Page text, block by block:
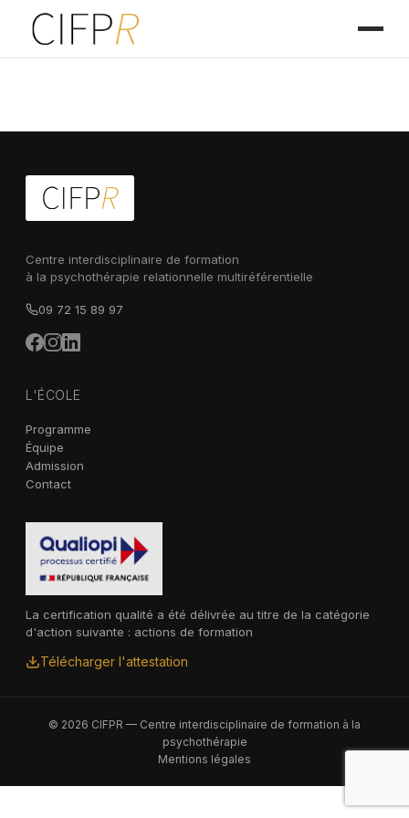
Centre interdisciplinaire de formation
à la psychothérapie relationnelle multiréférentielle
09 72 15 89 97
L'ÉCOLE
Programme
Équipe
Admission
Contact
La certification qualité a été délivrée au titre de la catégorie
d'action suivante : actions de formation
Télécharger l'attestation
© 2026 CIFPR — Centre interdisciplinaire de formation à la
psychothérapie
Mentions légales